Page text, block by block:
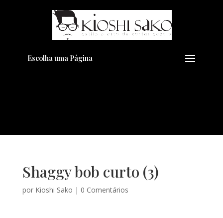
Escolha uma Página
Shaggy bob curto (3)
por Kioshi Sako | 0 Comentários
Pensando em transformar seu
Visual??